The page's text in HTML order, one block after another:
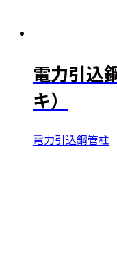
電力引込
キ）
電力引込鋼管柱